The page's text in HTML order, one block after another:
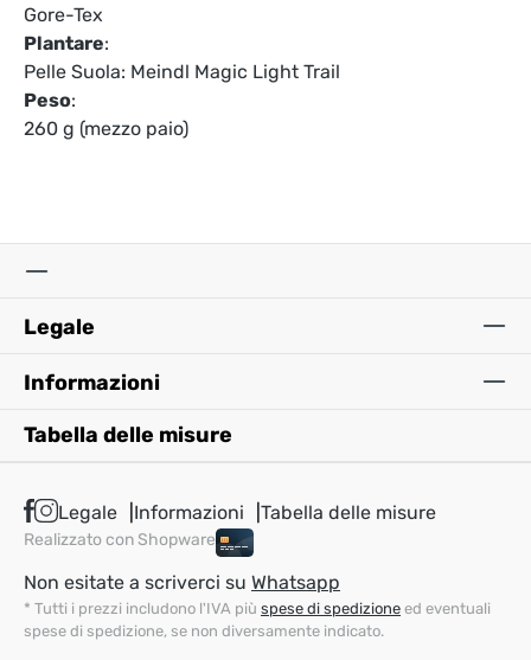
Gore-Tex
Plantare:
Pelle Suola: Meindl Magic Light Trail
Peso:
260 g (mezzo paio)
Legale
Informazioni
Tabella delle misure
Legale Informazioni Tabella delle misure
Realizzato con Shopware
Non esitate a scriverci su Whatsapp
* Tutti i prezzi includono l'IVA più spese di spedizione ed eventuali
spese di spedizione, se non diversamente indicato.